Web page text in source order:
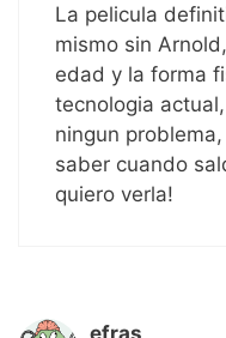
La pelicula
mismo sin
edad y la forma
tecnologia
ningun
saber cuando
quiero verla!
efras